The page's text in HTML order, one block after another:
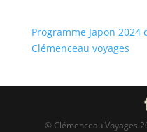
Programme Japon
Clémenceau voyages
© Clémenceau Voyages